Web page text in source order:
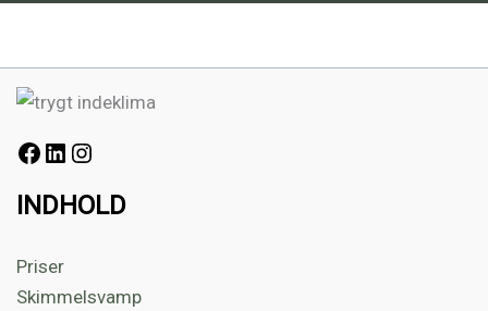
INDHOLD
Priser
Skimmelsvamp